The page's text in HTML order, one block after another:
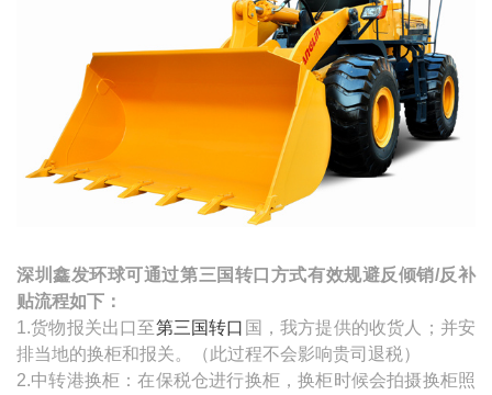
深圳鑫发环球可通过第三国转口方式有效规避反倾销/反补
贴流程如下：
1.货物报关出口至第三国转口 国，我方提供的收货人；并安
排当地的换柜和报关。（此过程不会影响贵司退税）
2.中转港换柜：在保税仓进行换柜，换柜时候会拍摄换柜照